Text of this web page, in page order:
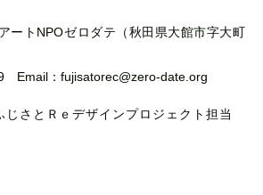
ートNPOゼロダテ（秋田県大館市字大町
Email：fujisatorec@zero-date.org
じさとＲｅデザインプロジェクト担当